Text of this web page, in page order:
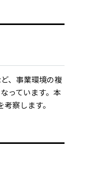
、事業環境の複
っています。本
察します。